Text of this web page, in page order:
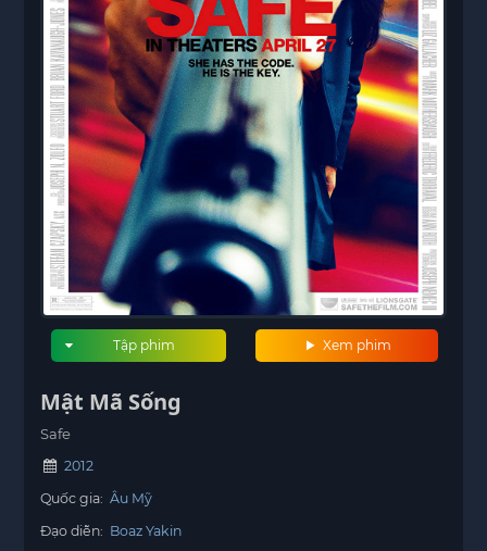
Xem phim
Tập phim
Mật Mã Sống
Safe
2012
Quốc gia: Âu Mỹ
Đạo diễn: Boaz Yakin